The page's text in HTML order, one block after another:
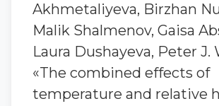
Akhmetaliyeva, Birzhan
Malik Shalmenov, Gaisa
Laura Dushayeva, Peter J.
«The combined effects of
temperature and relative